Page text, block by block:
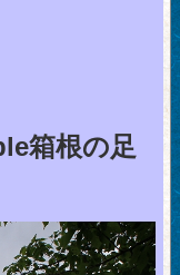
箱根の足